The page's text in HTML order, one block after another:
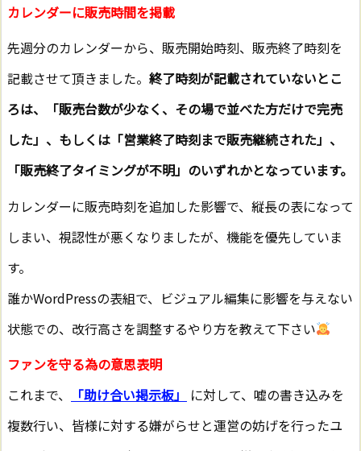
カレンダーに販売時間を掲載
先週分のカレンダーから、販売開始時刻、販売終了時刻を
記載させて頂きました。 終了時刻が記載されていないとこ
ろは、「販売台数が少なく、その場で並べた方だけで完売
した」、もしくは「営業終了時刻まで販売継続された」、
「販売終了タイミングが不明」のいずれかとなっています。
カレンダーに販売時刻を追加した影響で、縦長の表になって
しまい、視認性が悪くなりましたが、機能を優先していま
す。
誰かWordPressの表組で、ビジュアル編集に影響を与えない
状態での、改行高さを調整するやり方を教えて下さい
ファンを守る為の意思表明
これまで、
「助け合い掲示板」
に対して、嘘の書き込みを
複数行い、皆様に対する嫌がらせと運営の妨げを行ったユ